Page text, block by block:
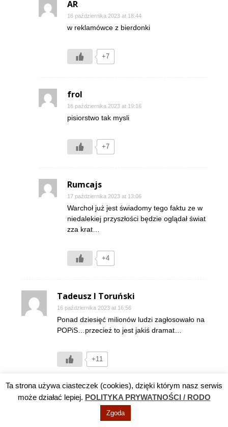
AR
16 października 2023 at 18:44
w reklamówce z bierdonki
+7
frol
16 października 2023 at 19:16
pisiorstwo tak mysli
+7
Rumcajs
17 października 2023 at 13:06
Warchoł już jest świadomy tego faktu ze w
niedalekiej przyszłości będzie oglądał świat
zza krat…
+4
Tadeusz I Toruński
16 października 2023 at 16:56
Ponad dziesięć milionów ludzi zagłosowało na
POPiS…przecież to jest jakiś dramat…
+11
srebrnik
16 października 2023 at 18:39
Ta strona używa ciasteczek (cookies), dzięki którym nasz serwis
może działać lepiej. POLITYKA PRYWATNOŚCI / RODO
Zgoda